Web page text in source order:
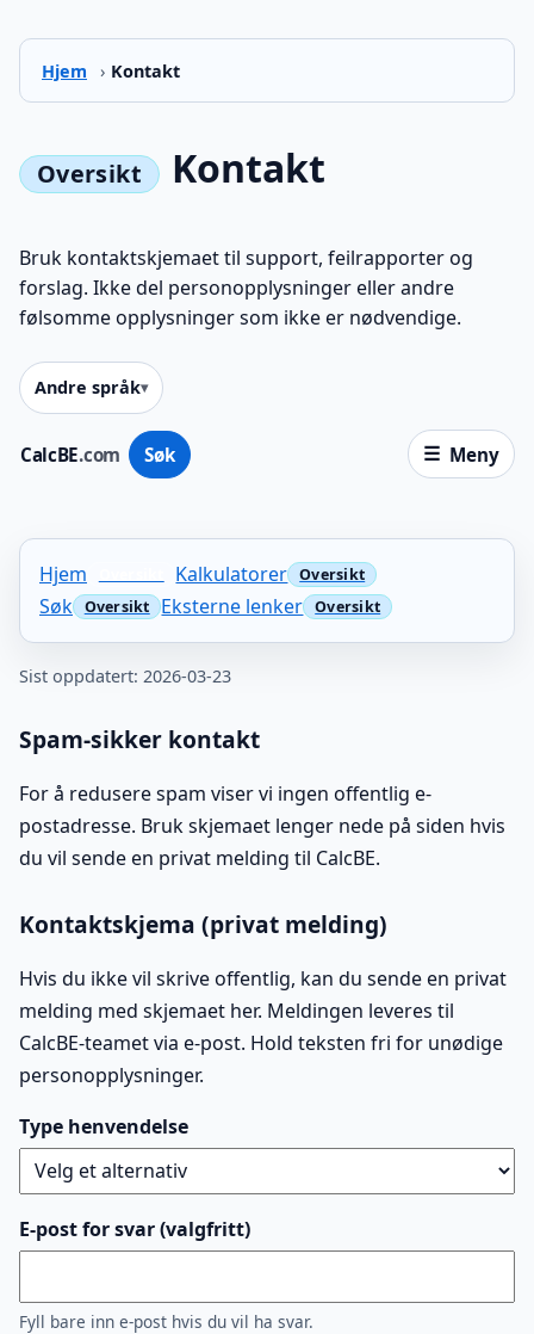
Hjem › Kontakt
CalcBE.com Søk Meny
Kontakt
Bruk kontaktskjemaet til support, feilrapporter og
forslag. Ikke del personopplysninger eller andre
følsomme opplysninger som ikke er nødvendige.
Andre språk
Hjem
Kalkulatorer
Søk
Eksterne lenker
Sist oppdatert: 2026-03-23
Spam-sikker kontakt
For å redusere spam viser vi ingen offentlig e-
postadresse. Bruk skjemaet lenger nede på siden hvis
du vil sende en privat melding til CalcBE.
Kontaktskjema (privat melding)
Hvis du ikke vil skrive offentlig, kan du sende en privat
melding med skjemaet her. Meldingen leveres til
CalcBE-teamet via e-post. Hold teksten fri for unødige
personopplysninger.
Type henvendelse
E-post for svar (valgfritt)
Fyll bare inn e-post hvis du vil ha svar.